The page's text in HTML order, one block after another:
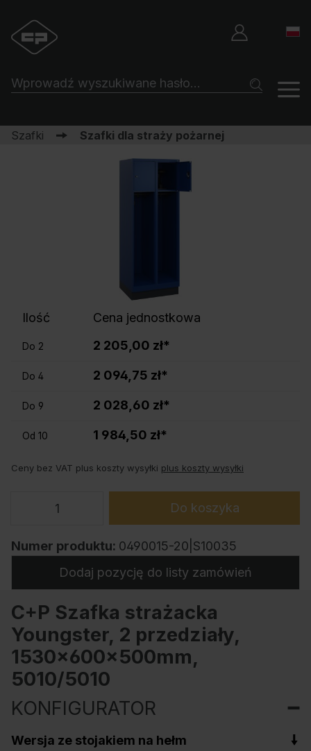
Szafki Szafki dla straży pożarnej
Ilość Cena jednostkowa
Do 2 2 205,00 zł*
Do 4 2 094,75 zł*
Do 9 2 028,60 zł*
Od 10 1 984,50 zł*
Ceny bez VAT plus koszty wysyłki plus koszty wysyłki
Do koszyka
Numer produktu: 0490015-20|S10035
Dodaj pozycję do listy zamówień
C+P Szafka strażacka
Youngster, 2 przedziały,
1530x600x500mm,
5010/5010
KONFIGURATOR
Wersja ze stojakiem na hełm